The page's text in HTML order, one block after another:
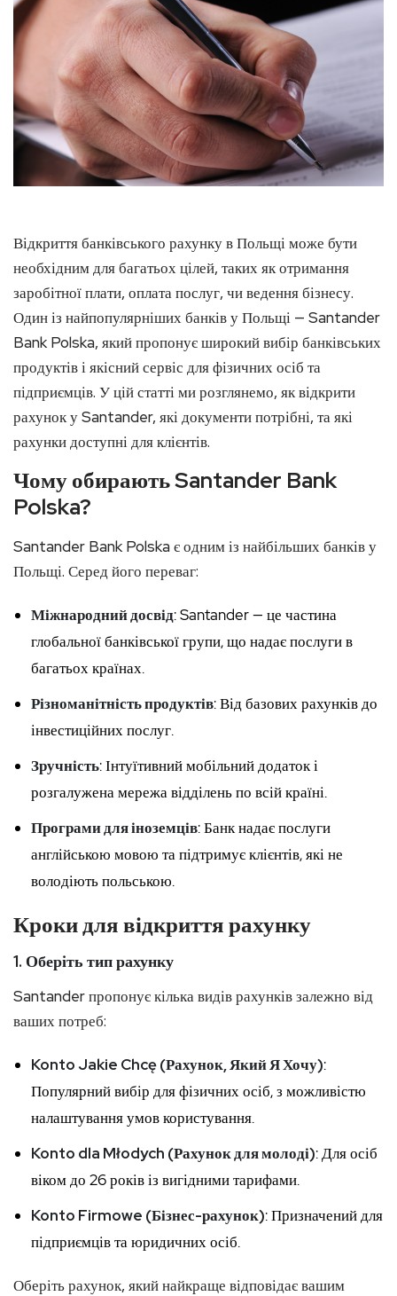
Відкриття банківського рахунку в Польщі може бути
необхідним для багатьох цілей, таких як отримання
заробітної плати, оплата послуг, чи ведення бізнесу.
Один із найпопулярніших банків у Польщі — Santander
Bank Polska, який пропонує широкий вибір банківських
продуктів і якісний сервіс для фізичних осіб та
підприємців. У цій статті ми розглянемо, як відкрити
рахунок у Santander, які документи потрібні, та які
рахунки доступні для клієнтів.
Чому обирають Santander Bank
Polska?
Santander Bank Polska є одним із найбільших банків у
Польщі. Серед його переваг:
Міжнародний досвід: Santander — це частина
глобальної банківської групи, що надає послуги в
багатьох країнах.
Різноманітність продуктів: Від базових рахунків до
інвестиційних послуг.
Зручність: Інтуїтивний мобільний додаток і
розгалужена мережа відділень по всій країні.
Програми для іноземців: Банк надає послуги
англійською мовою та підтримує клієнтів, які не
володіють польською.
Кроки для відкриття рахунку
1. Оберіть тип рахунку
Santander пропонує кілька видів рахунків залежно від
ваших потреб:
Konto Jakie Chcę (Рахунок, Який Я Хочу):
Популярний вибір для фізичних осіб, з можливістю
налаштування умов користування.
Konto dla Młodych (Рахунок для молоді): Для осіб
віком до 26 років із вигідними тарифами.
Konto Firmowe (Бізнес-рахунок): Призначений для
підприємців та юридичних осіб.
Оберіть рахунок, який найкраще відповідає вашим